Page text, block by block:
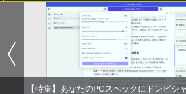
【特集】あなたのPCスペックにドンピシ